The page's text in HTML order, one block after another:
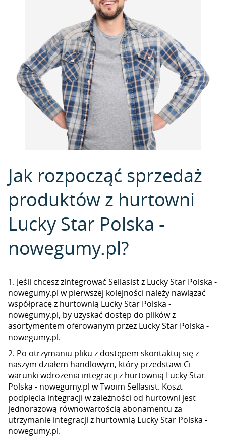
Jak rozpocząć sprzedaż
produktów z hurtowni
Lucky Star Polska -
nowegumy.pl?
1. Jeśli chcesz zintegrować Sellasist z Lucky Star Polska -
nowegumy.pl w pierwszej kolejności należy nawiązać
współpracę z hurtownią Lucky Star Polska -
nowegumy.pl, by uzyskać dostęp do plików z
asortymentem oferowanym przez Lucky Star Polska -
nowegumy.pl.
2. Po otrzymaniu pliku z dostępem skontaktuj się z
naszym działem handlowym, który przedstawi Ci
warunki wdrożenia integracji z hurtownią Lucky Star
Polska - nowegumy.pl w Twoim Sellasist. Koszt
podpięcia integracji w zależności od hurtowni jest
jednorazową równowartością abonamentu za
utrzymanie integracji z hurtownią Lucky Star Polska -
nowegumy.pl.